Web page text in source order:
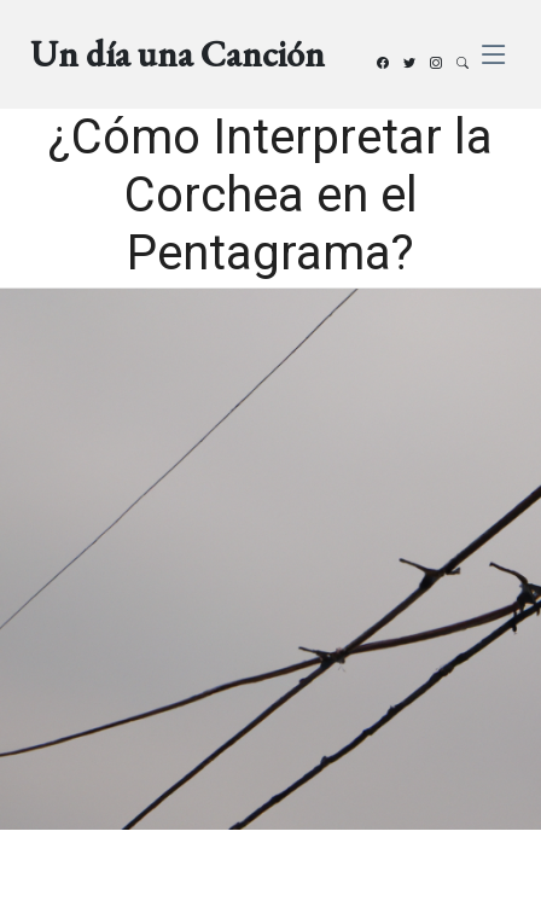
Un día una Canción
¿Cómo Interpretar la
Corchea en el
Pentagrama?